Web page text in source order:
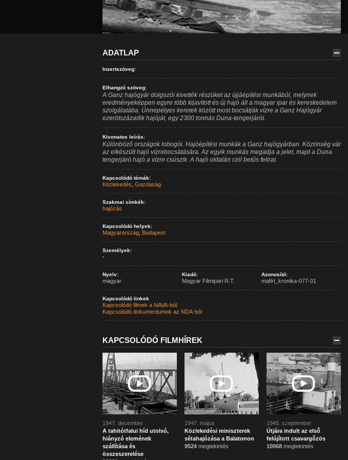
ADATLAP
Inzertszöveg:
Elhangzó szöveg:
A Ganz hajógyár dolgozói kivették részüket az újjáépítési munkából, melynek
eredményeképpen egyre több kijavított és új hajó áll a magyar ipar és kereskedelem
szolgálatába. Ünnepélyes keretek között most bocsátják vízre a Ganz Hajógyár
ezerötszázadik hajóját, egy 2300 tonnás Duna-tengerjárót.
Kivonatos leírás:
Különböző országok lobogói. Hajóépítési munkák a Ganz hajógyárban. Közönség vár
az elkészült hajó vízrebocsátására. Az egyik munkás megadja a jelet, majd a Duna
tengerjáró hajó a vízre csúszik. A hajó oldalán ciril betűs felirat.
Kapcsolódó témák:
Közlekedés Gazdaság
Szakmai címkék:
hajózás
Kapcsolódó helyek:
Magyarország, Budapest
Személyek:
-
Nyelv:
magyar
Kiadó:
Magyar Filmipari R.T.
Azonosító:
mafirt_kronika-077-01
Kapcsolódó linkek
Kapcsolódó filmek a NAVA-ból
Kapcsolódó dokumentumok az NDA-ból
KAPCSOLÓDÓ FILMHÍREK
1947. december
A tahitótfalui híd utolsó,
hiányzó elemének
szállítása és
összeszerelése
1947. május
Közlekedési miniszterek
sétahajózása a Balatonon
9524megtekintés
1945. szeptember
Útjára indult az első
felújított csavargőzös
10068megtekintés